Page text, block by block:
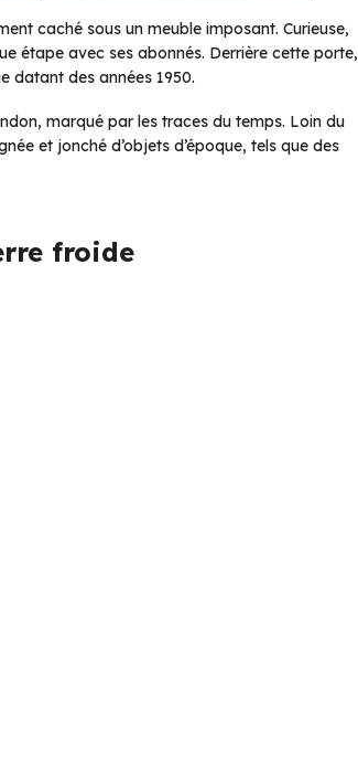
caché sous un meuble imposant. Curieuse,
étape avec ses abonnés. Derrière cette porte,
datant des années 1950.
marqué par les traces du temps. Loin du
et jonché d’objets d’époque, tels que des
froide